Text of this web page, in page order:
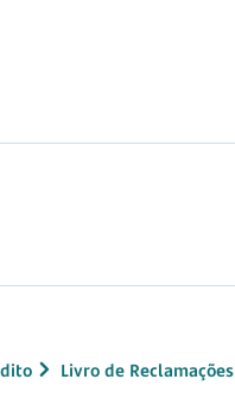
Livro de Reclamações